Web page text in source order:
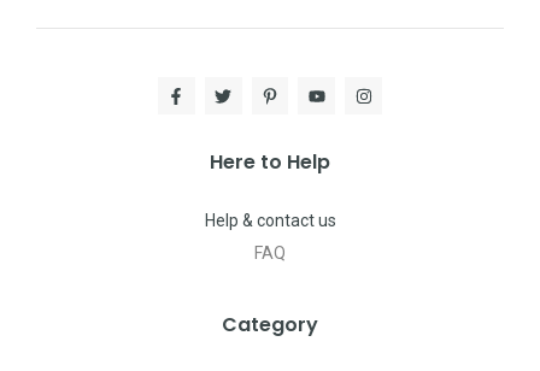
Here to Help
Help & contact us
FAQ
Category